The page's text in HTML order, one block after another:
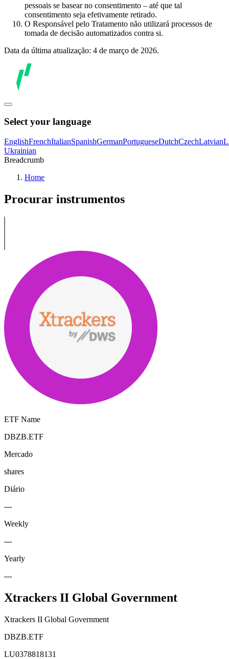
pessoais se basear no consentimento – até que tal
consentimento seja efetivamente retirado.
O Responsável pelo Tratamento não utilizará processos de
tomada de decisão automatizados contra si.
Data da última atualização: 4 de março de 2026.
Select your language
EnglishFrenchItalianSpanishGermanPortugueseDutchCzechLatvian
Ukrainian
Breadcrumb
Home
Procurar instrumentos
ETF Name
DBZB.ETF
Mercado
shares
Diário
---
Weekly
---
Yearly
---
Xtrackers II Global Government
Xtrackers II Global Government
DBZB.ETF
LU0378818131